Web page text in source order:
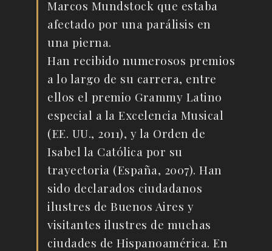
Marcos Mundstock que estaba
afectado por una parálisis en
una pierna.
Han recibido numerosos premios
a lo largo de su carrera, entre
ellos el premio Grammy Latino
especial a la Excelencia Musical
(EE. UU., 2011), y la Orden de
Isabel la Católica por su
trayectoria (España, 2007). Han
sido declarados ciudadanos
ilustres de Buenos Aires y
visitantes ilustres de muchas
ciudades de Hispanoamérica. En